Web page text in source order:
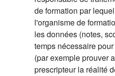
de formation par
l'organisme de
les données (notes,
temps nécessaire
(par exemple prouver
prescripteur la réalité